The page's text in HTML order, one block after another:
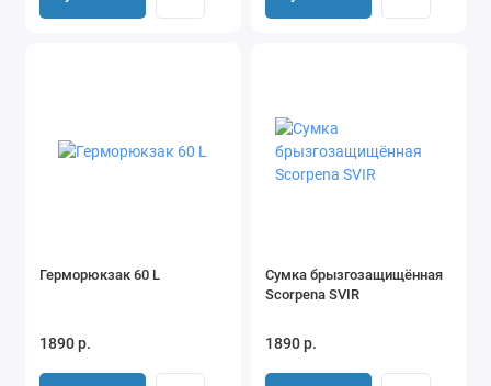
Герморюкзак 60 L
1890 р.
Сумка брызгозащищённая
Scorpena SVIR
1890 р.